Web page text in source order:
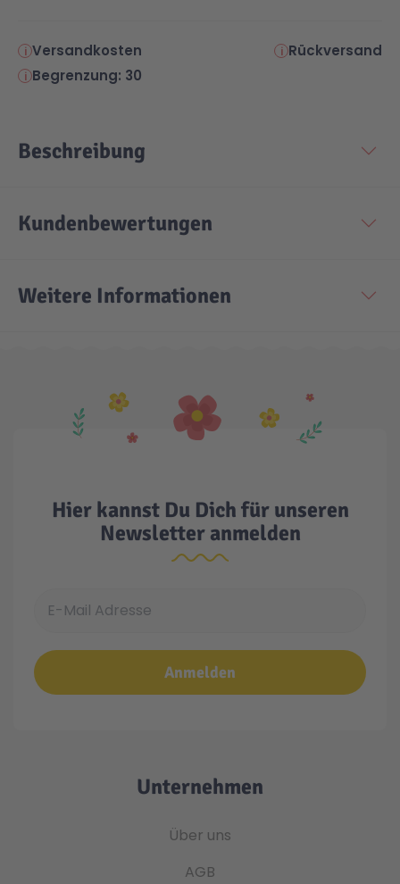
Versandkosten
Rückversand
Begrenzung: 30
Beschreibung
Kundenbewertungen
Weitere Informationen
Hier kannst Du Dich für unseren
Newsletter anmelden
Anmelden
Unternehmen
Über uns
AGB